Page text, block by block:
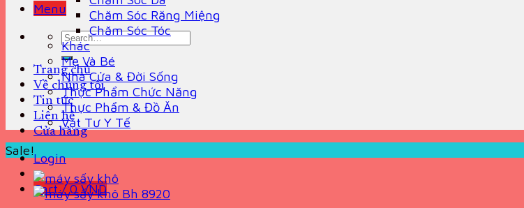
Menu
Search
for:
Trang chủ
Về chúng tôi
Tin tức
Liên hệ
Cửa hàng
Login
Cart /0VND
Chăm Sóc Răng Miệng
Chăm Sóc Tóc
Khác
Mẹ Và Bé
Nhà Cửa & Đời Sống
Thực Phẩm Chức Năng
Thực Phẩm & Đồ Ăn
Vật Tư Y Tế
Sale!